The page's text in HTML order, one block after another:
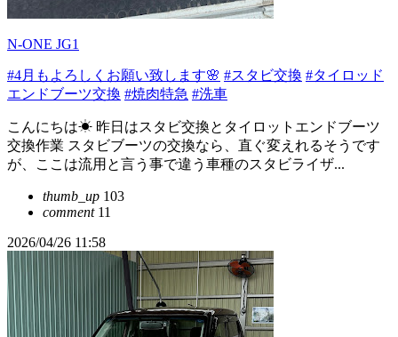
N-ONE JG1
#4月もよろしくお願い致します🌸 #スタビ交換 #タイロッド
エンドブーツ交換 #焼肉特急 #洗車
こんにちは☀ 昨日はスタビ交換とタイロットエンドブーツ
交換作業 スタビブーツの交換なら、直ぐ変えれるそうです
が、ここは流用と言う事で違う車種のスタビライザ...
thumb_up 103
comment11
2026/04/26 11:58